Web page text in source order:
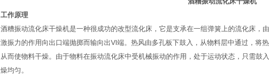
工作原理
酒糟振动流化床干燥机是一种很成功的改型流化床，它是支承在一组弹簧上的流化床，
激振力的作用向出口端抛掷而输向出VI端。热风由多孔板下鼓入，从物料层中通过，将
从而使物料干燥。由于物料在振动流化床中受机械振动的作用，处于运动状态，只需鼓
燥均匀。